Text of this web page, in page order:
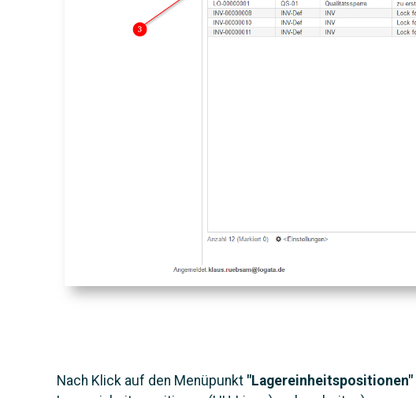
Nach Klick auf den Menüpunkt "Lagereinheitspositionen"